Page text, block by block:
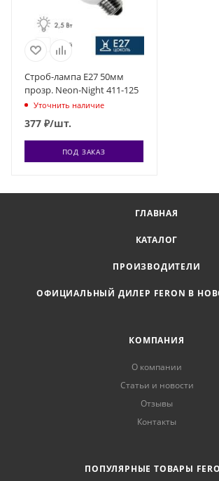
Строб-лампа E27 50мм
прозр. Neon-Night 411-125
Уточнить наличие
377 ₽/шт.
ПОД ЗАКАЗ
ГЛАВНАЯ
КАТАЛОГ
ПРОИЗВОДИТЕЛИ
ОФИЦИАЛЬНЫЙ ДИЛЕР FERON В
КОМПАНИЯ
О компании
Статьи и новости
Отзывы
Контакты
ПОПУЛЯРНЫЕ ТОВАРЫ